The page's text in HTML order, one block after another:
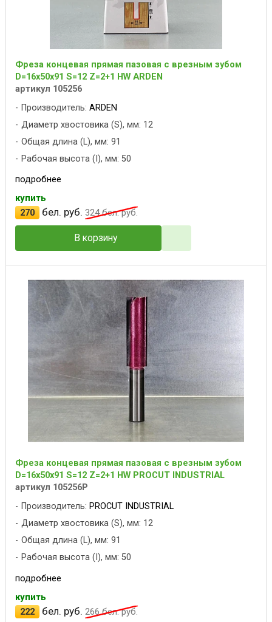
Фреза концевая прямая пазовая с врезным зубом
D=16x50x91 S=12 Z=2+1 HW ARDEN
артикул 105256
Производитель: ARDEN
Диаметр хвостовика (S), мм: 12
Общая длина (L), мм: 91
Рабочая высота (I), мм: 50
подробнее
купить
270
бел. руб. 324бел. руб.
В корзину
Фреза концевая прямая пазовая с врезным зубом
D=16x50x91 S=12 Z=2+1 HW PROCUT INDUSTRIAL
артикул 105256P
Производитель: PROCUT INDUSTRIAL
Диаметр хвостовика (S), мм: 12
Общая длина (L), мм: 91
Рабочая высота (I), мм: 50
подробнее
купить
222
бел. руб. 266бел. руб.